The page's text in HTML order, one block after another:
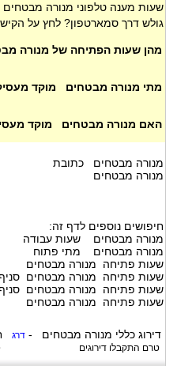
שעות מענה טלפוני מנורה
גולש דרך סמארטפון? לחץ על
מהן שעות הפתיחה של מנורה
מתי מנורה מבטחים מוקד
האם מנורה מבטחים מוקד
מנורה מבטחים כתובת
מנורה מבטחים
חיפושים נוספים לדף זה:
מנורה מבטחים שעות עבודה
מנורה מבטחים מתי פתוח
שעות פתיחה מנורה מבטחים
שעות פתיחה מנורה מבטחים
שעות פתיחה מנורה מבטחים
שעות פתיחה מנורה מבטחים
דירוג כללי מנורה מבטחים -דרג
טרם התקבלו דירוגים